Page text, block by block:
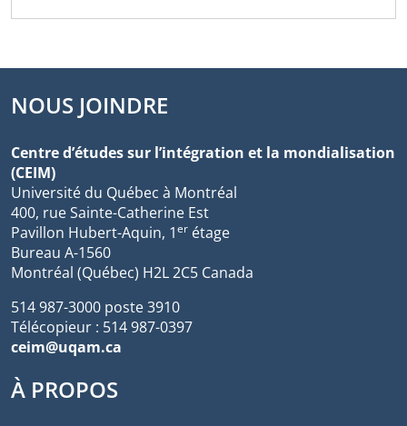
NOUS JOINDRE
Centre d’études sur l’intégration et la mondialisation
(CEIM)
Université du Québec à Montréal
400, rue Sainte-Catherine Est
Pavillon Hubert-Aquin, 1er étage
Bureau A-1560
Montréal (Québec) H2L 2C5 Canada
514 987-3000 poste 3910
Télécopieur : 514 987-0397
ceim@uqam.ca
À PROPOS